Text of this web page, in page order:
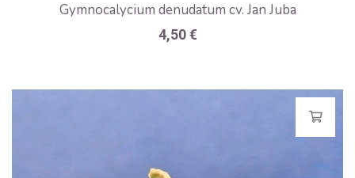
Gymnocalycium denudatum cv. Jan Juba
4,50€